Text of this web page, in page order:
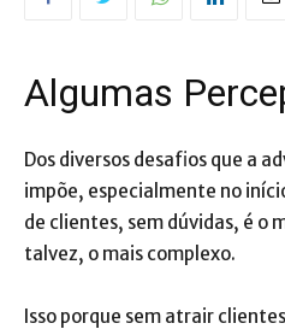
Algumas
Dos diversos desafios que a
impõe, especialmente no
de clientes, sem dúvidas, é o
talvez, o mais complexo.
Isso porque sem atrair